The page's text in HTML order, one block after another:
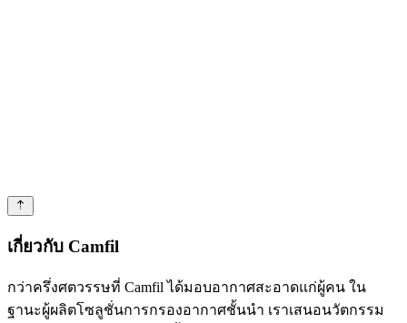
เกี่ยวกับ Camfil
กว่าครึ่งศตวรรษที่ Camfil ได้มอบอากาศสะอาดแก่ผู้คน ใน
ฐานะผู้ผลิตโซลูชั่นการกรองอากาศชั้นนำ เราเสนอนวัตกรรม